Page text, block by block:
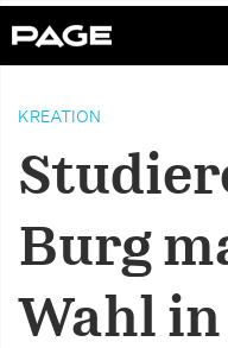
KREATION
Burg
Wahl in